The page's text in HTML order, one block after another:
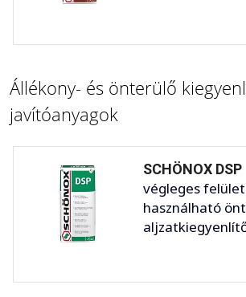
Állékony- és önterülő
javítóanyagok
SCHÖNOX DSP
végleges
használható